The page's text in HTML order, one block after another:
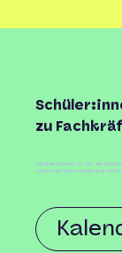
zu
Die Berufswelt ist wie ein
nächsten zehn Jahren über